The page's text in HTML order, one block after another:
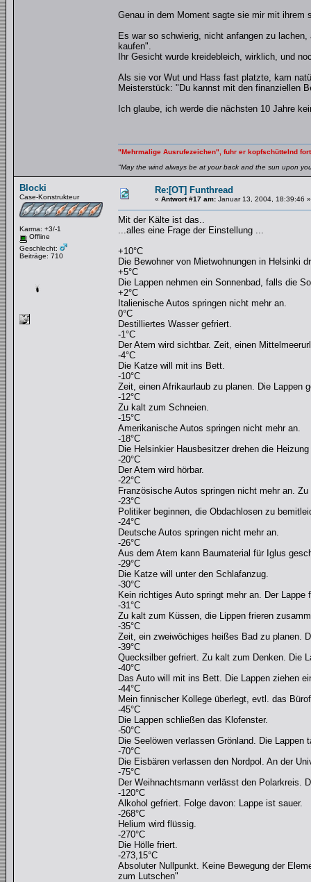
Genau in dem Moment sagte sie mir mit
Es war so schwierig, nicht anfangen zu
kaufen".
Ihr Gesicht wurde kreidebleich, wirklich, und
Als sie vor Wut und Hass fast platzte, kam
Meisterstück: "Du kannst mit den finanziellen
Ich glaube, ich werde die nächsten 10 Jahre
"Mehrmalige Ausrufezeichen", fuhr er kopfschüttelnd
"May the wind always be at your back and the sun upon
Blocki
Case-Konstrukteur
Karma: +3/-1
Offline
Geschlecht:
Beiträge: 710
Re:[OT] Funthread
« Antwort #17 am: Januar 13, 2004, 18:39:46 »
Mit der Kälte ist das..
...alles eine Frage der Einstellung ...
+10°C
Die Bewohner von Mietwohnungen in Helsinki
+5°C
Die Lappen nehmen ein Sonnenbad, falls die
+2°C
Italienische Autos springen nicht mehr an.
0°C
Destilliertes Wasser gefriert.
-1°C
Der Atem wird sichtbar. Zeit, einen
-4°C
Die Katze will mit ins Bett.
-10°C
Zeit, einen Afrikaurlaub zu planen. Die Lappen
-12°C
Zu kalt zum Schneien.
-15°C
Amerikanische Autos springen nicht mehr an.
-18°C
Die Helsinkier Hausbesitzer drehen die
-20°C
Der Atem wird hörbar.
-22°C
Französische Autos springen nicht mehr an.
-23°C
Politiker beginnen, die Obdachlosen zu
-24°C
Deutsche Autos springen nicht mehr an.
-26°C
Aus dem Atem kann Baumaterial für Iglus
-29°C
Die Katze will unter den Schlafanzug.
-30°C
Kein richtiges Auto springt mehr an. Der
-31°C
Zu kalt zum Küssen, die Lippen frieren
-35°C
Zeit, ein zweiwöchiges heißes Bad zu planen.
-39°C
Quecksilber gefriert. Zu kalt zum Denken. Die
-40°C
Das Auto will mit ins Bett. Die Lappen ziehen
-44°C
Mein finnischer Kollege überlegt, evtl. das
-45°C
Die Lappen schließen das Klofenster.
-50°C
Die Seelöwen verlassen Grönland. Die
-70°C
Die Eisbären verlassen den Nordpol. An der
-75°C
Der Weihnachtsmann verlässt den Polarkreis.
-120°C
Alkohol gefriert. Folge davon: Lappe ist sauer.
-268°C
Helium wird flüssig.
-270°C
Die Hölle friert.
-273,15°C
Absoluter Nullpunkt. Keine Bewegung der
zum Lutschen"